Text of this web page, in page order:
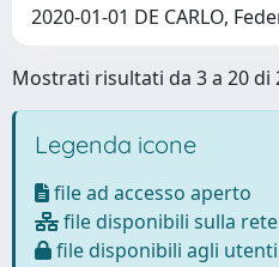
2020-01-01 DE CARLO,
Mostrati risultati da 3 a 20 di
Legenda icone
file ad accesso aperto
file disponibili sulla
file disponibili agli